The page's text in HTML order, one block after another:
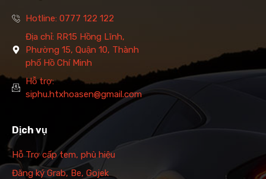
Hotline: 0777 122 122
Địa chỉ: RR15 Hồng Lĩnh,
Phường 15, Quận 10, Thành
phố Hồ Chí Minh
Hỗ trợ:
siphu.htxhoasen@gmail.com
Dịch vụ
Hỗ Trợ cấp tem, phù hiệu
Đăng ký Grab, Be, Gojek